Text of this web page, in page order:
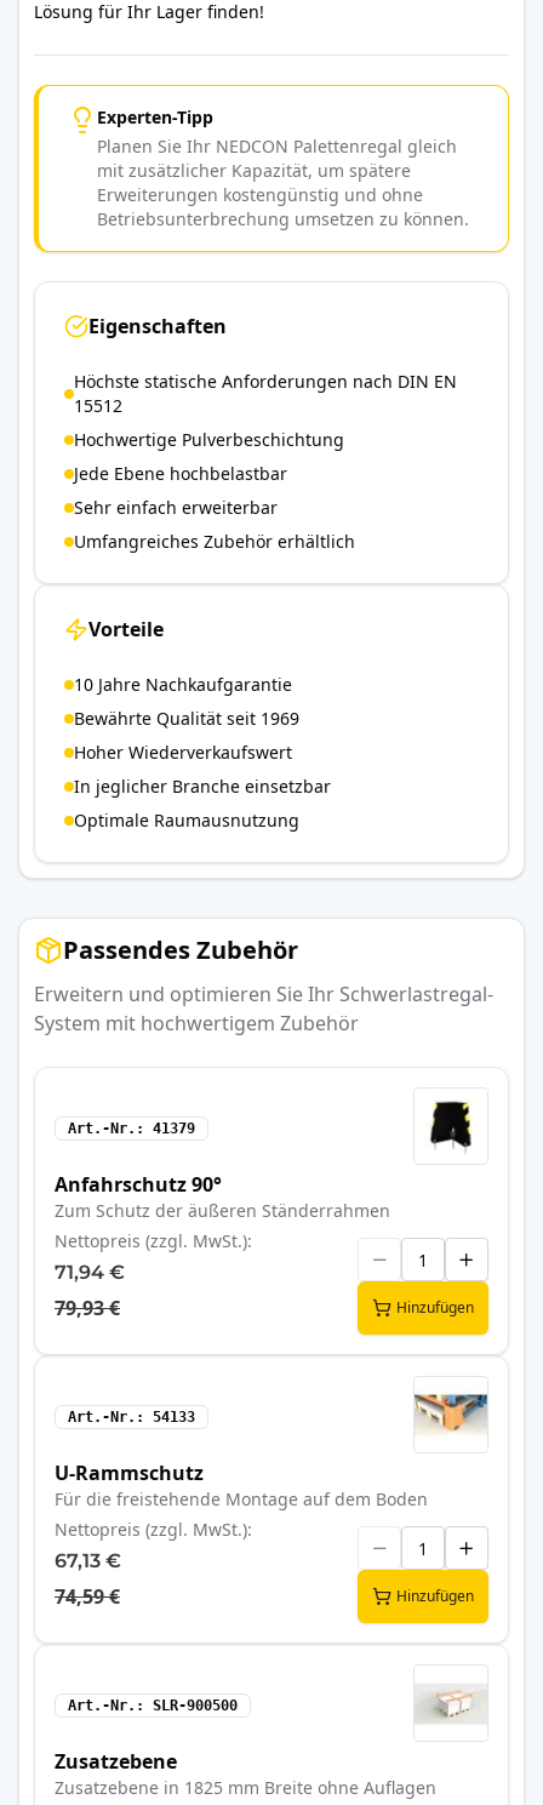
Lösung für Ihr Lager finden!
Experten-Tipp
Planen Sie Ihr NEDCON Palettenregal gleich
mit zusätzlicher Kapazität, um spätere
Erweiterungen kostengünstig und ohne
Betriebsunterbrechung umsetzen zu können.
Eigenschaften
Höchste statische Anforderungen nach DIN EN
15512
Hochwertige Pulverbeschichtung
Jede Ebene hochbelastbar
Sehr einfach erweiterbar
Umfangreiches Zubehör erhältlich
Vorteile
10 Jahre Nachkaufgarantie
Bewährte Qualität seit 1969
Hoher Wiederverkaufswert
In jeglicher Branche einsetzbar
Optimale Raumausnutzung
Passendes Zubehör
Erweitern und optimieren Sie Ihr Schwerlastregal-
System mit hochwertigem Zubehör
Art.-Nr. 41379
Anfahrschutz 90°
Zum Schutz der äußeren Ständerrahmen
Nettopreis (zzgl. MwSt.)
71,94 €
79,93 € Hinzufügen
Art.-Nr. 54133
U-Rammschutz
Für die freistehende Montage auf dem Boden
Nettopreis (zzgl. MwSt.)
67,13 €
74,59 € Hinzufügen
Art.-Nr. SLR-900500
Zusatzebene
Zusatzebene in 1825 mm Breite ohne Auflagen